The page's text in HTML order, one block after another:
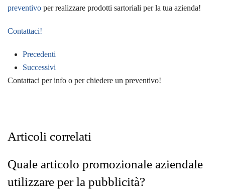
preventivo per realizzare prodotti sartoriali per la tua azienda!
Contattaci!
Precedenti
Successivi
Contattaci per info o per chiedere un preventivo!
Articoli correlati
Quale articolo promozionale aziendale
utilizzare per la pubblicità?